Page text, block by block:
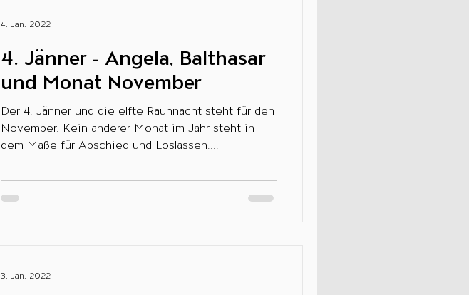
4. Jänner - Angela, Balthasar
und Monat November
Der 4. Jänner und die elfte Rauhnacht steht für den
November. Kein anderer Monat im Jahr steht in
dem Maße für Abschied und Loslassen....
4. Jan. 2022
3. Jan. 2022